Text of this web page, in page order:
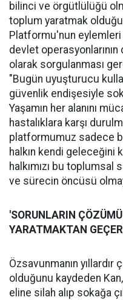
bilinci ve örgütlülüğü
toplum yaratmak
Platformu'nun eylemleri
devlet
olarak sorgulanması
"Bugün uyuşturucu
güvenlik endişesiyle
Yaşamın her alanını
hastalıklara karşı
platformumuz sadece
halkın kendi geleceğini
halkımızı bu
ve sürecin öncüsü
'SORUNLARIN
YARATMAKTAN
Özsavunmanın yıllardır
olduğunu kaydeden
eline silah alıp sokağa